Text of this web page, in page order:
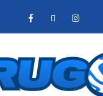
facebooktwitterinstagram